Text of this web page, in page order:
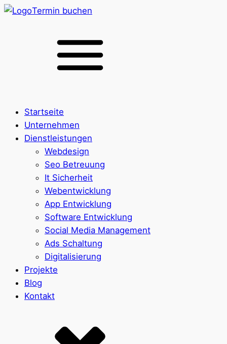
Termin buchen
Startseite
Unternehmen
Dienstleistungen
Webdesign
Seo Betreuung
It Sicherheit
Webentwicklung
App Entwicklung
Software Entwicklung
Social Media Management
Ads Schaltung
Digitalisierung
Projekte
Blog
Kontakt